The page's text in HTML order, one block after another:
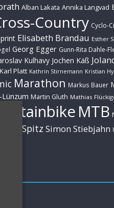
Alban Lakata Annika Langvad
Country Cyclo-
Elisabeth Brandau Esther
Georg Egger Gunn-Rita Dahle-
Kulhavy Jochen Käß
Karl Platt Kathrin Stirnemann Kristian
Marathon Markus Bauer
Martin Gluth Mathias
MTB
Spitz Simon Stiebjahn